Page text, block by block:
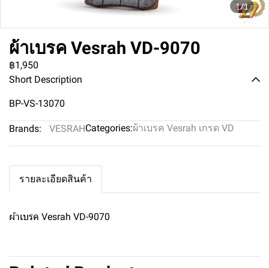
1/1
ผ้าเบรค Vesrah VD-9070
฿1,950
Short Description
BP-VS-13070
Brands: VESRAHCategories:ผ้าเบรค Vesrah เกรด VD
รายละเอียดสินค้า
ผ้าเบรค Vesrah VD-9070